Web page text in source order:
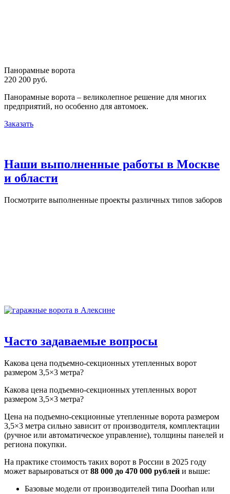
Панорамные ворота
220 200 руб.
Панорамные ворота – великолепное решение для многих
предприятий, но особенно для автомоек.
Заказать
Наши выполненные работы в Москве
и области
Посмотрите выполненные проекты различных типов заборов
Часто задаваемые вопросы
Какова цена подъемно-секционных утепленных ворот
размером 3,5×3 метра?
Какова цена подъемно-секционных утепленных ворот
размером 3,5×3 метра?
Цена на подъемно-секционные утепленные ворота размером
3,5×3 метра сильно зависит от производителя, комплектации
(ручное или автоматическое управление), толщины панелей и
региона покупки.
На практике стоимость таких ворот в России в 2025 году
может варьироваться от 88 000 до 470 000 рублей и выше:
Базовые модели от производителей типа Doorhan или